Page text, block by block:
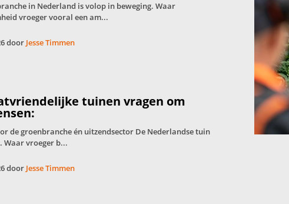
in Nederland is volop in beweging. Waar
vroeger vooral een am...
door Jesse Timmen
tuinen vragen om
de groenbranche én uitzendsector De Nederlandse tuin
Waar vroeger b...
door Jesse Timmen